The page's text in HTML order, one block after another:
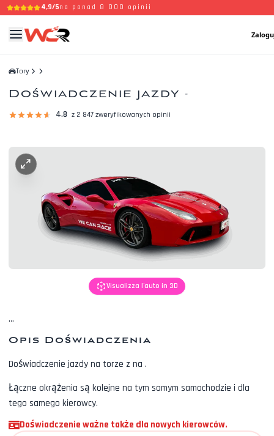
4,9/5na ponad 8 000 opinii
Tory
Doświadczenie jazdy -
4.8 z 2 847 zweryfikowanych opinii
Visualizza l'auto in 3D
...
Opis Doświadczenia
Doświadczenie jazdy na torze z na .
Łączne okrążenia są kolejne na tym samym samochodzie i dla
tego samego kierowcy.
Doświadczenie ważne także dla nowych kierowców.